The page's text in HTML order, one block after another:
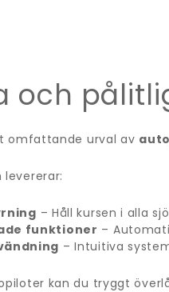
och
omfattande urval av
levererar:
– Håll kursen i alla
funktioner –
– Intuitiva
kan du tryggt